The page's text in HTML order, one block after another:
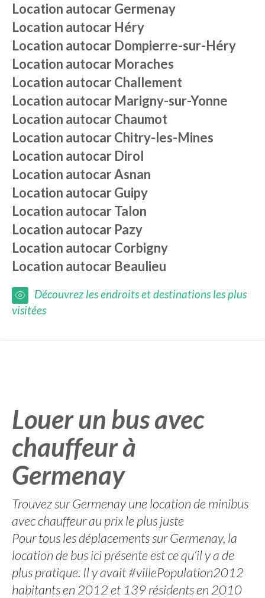
Location autocarGermenay
Location autocar Héry
Location autocar Dompierre-sur-Héry
Location autocar Moraches
Location autocarChallement
Location autocar Marigny-sur-Yonne
Location autocarChaumot
Location autocarChitry-les-Mines
Location autocar Dirol
Location autocarAsnan
Location autocarGuipy
Location autocarTalon
Location autocar Pazy
Location autocarCorbigny
Location autocar Beaulieu
Découvrez les endroits et destinations les plus
visitées
Louer un bus avec
chauffeur à
Germenay
Trouvez sur Germenay une location de minibus
avec chauffeur au prix le plus juste
Pour tous les déplacements sur Germenay, la
location de bus ici présente est ce qu’il y a de
plus pratique. Il y avait #villePopulation2012
habitants en 2012 et 139 résidents en 2010